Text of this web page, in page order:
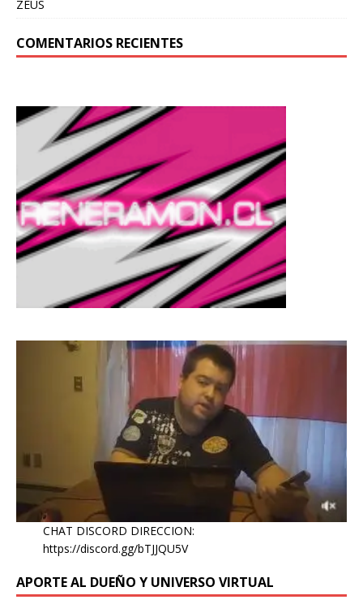
ZEUS
COMENTARIOS RECIENTES
CHAT DISCORD DIRECCION:
https://discord.gg/bTJJQU5V
APORTE AL DUEÑO Y UNIVERSO VIRTUAL